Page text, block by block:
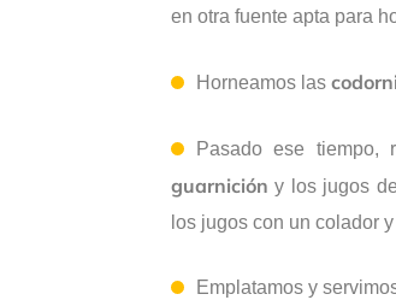
en otra fuente apta para
Horneamos las
Pasado ese tiempo,
guarnición y los jugos
los jugos con un colador
Emplatamos y